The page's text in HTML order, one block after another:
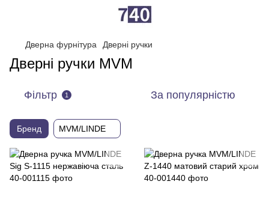
Дверна фурнітура Дверні ручки
Дверні ручки MVM
Фільтр 1 За популярністю
Бренд MVM/LINDE